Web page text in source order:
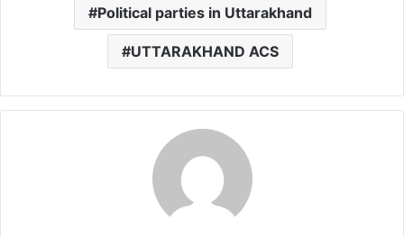
Political parties in Uttarakhand
UTTARAKHAND ACS